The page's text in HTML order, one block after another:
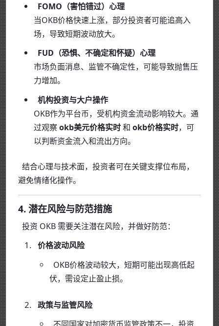
FOMO（害怕错过）心理
当OKB价格快速上涨，部分投资者可能追高入
场，导致短期波动放大。
FUD（恐惧、不确定和怀疑）心理
市场负面消息、监管不确定性，可能导致抛售压
力增加。
机构投资与大户操作
OKB作为平台币，受机构资金流动影响较大。通
过观察okb美元价格实时和 okb价格实时，可
以判断资金流入和流出方向。
结合心理与技术面，投资者可在关键支撑位布局，
避免情绪化操作。
4. 潜在风险与防范措施
投资 OKB 需要关注潜在风险，并做好防范：
价格波动风险
OKB价格波动较大，短期可能出现高低起
伏，需设定止盈止损。
政策与监管风险